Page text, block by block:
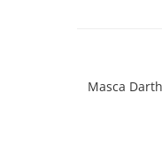
Masca